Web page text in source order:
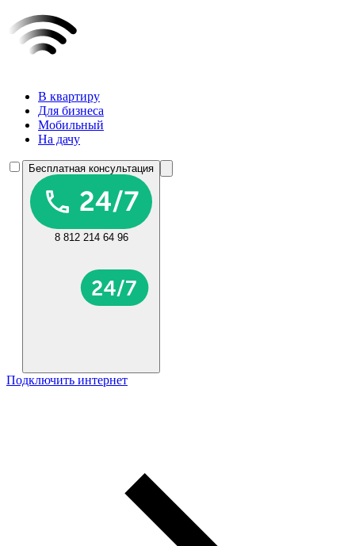
В квартиру
Для бизнеса
Мобильный
На дачу
Бесплатная консультация
8 812 214 64 96
Подключить интернет